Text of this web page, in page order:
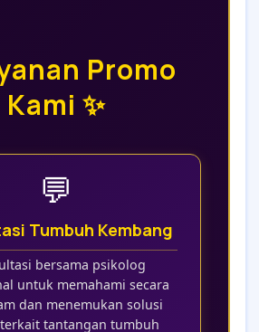
Promo
Kami ✨
💬
Tumbuh Kembang
bersama psikolog
untuk memahami secara
dan menemukan solusi
tantangan tumbuh